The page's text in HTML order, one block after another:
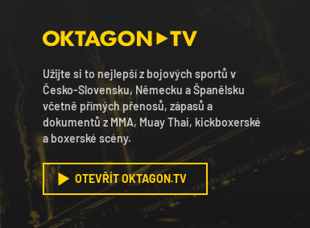
Užijte si to nejlepší z bojových sportů v
Česko-Slovensku, Německu a Španělsku
včetně přímých přenosů, zápasů a
dokumentů z MMA, Muay Thai, kickboxerské
a boxerské scény.
OTEVŘÍT OKTAGON.TV